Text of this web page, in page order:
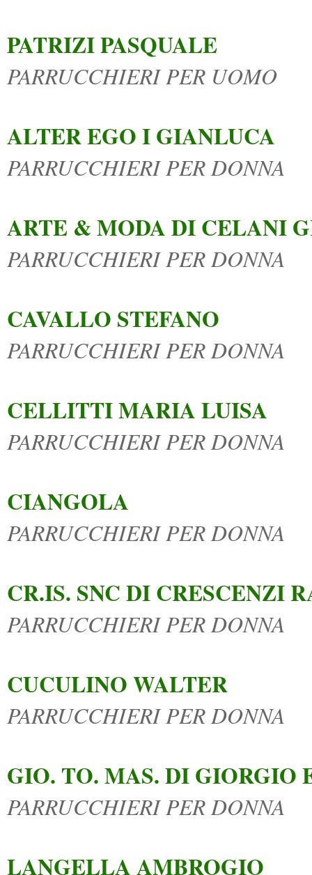
PATRIZI PASQUALE
PARRUCCHIERI PER UOMO
ALTER EGO I GIANLUCA
PARRUCCHIERI PER DONNA
ARTE & MODA DI CELANI
PARRUCCHIERI PER DONNA
CAVALLO STEFANO
PARRUCCHIERI PER DONNA
CELLITTI MARIA LUISA
PARRUCCHIERI PER DONNA
CIANGOLA
PARRUCCHIERI PER DONNA
CR.IS. SNC DI CRESCENZI
PARRUCCHIERI PER DONNA
CUCULINO WALTER
PARRUCCHIERI PER DONNA
GIO. TO. MAS. DI GIORGIO
PARRUCCHIERI PER DONNA
LANGELLA AMBROGIO